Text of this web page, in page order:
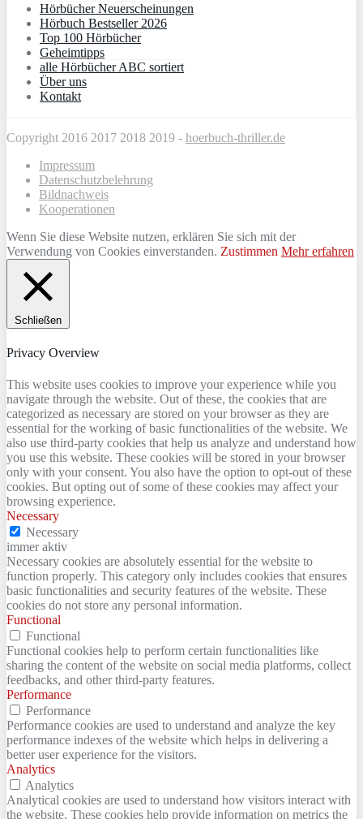
Hörbücher Neuerscheinungen
Hörbuch Bestseller 2026
Top 100 Hörbücher
Geheimtipps
alle Hörbücher ABC sortiert
Über uns
Kontakt
Copyright 2016 2017 2018 2019 - hoerbuch-thriller.de
Impressum
Datenschutzbelehrung
Bildnachweis
Kooperationen
Wenn Sie diese Website nutzen, erklären Sie sich mit der
Verwendung von Cookies einverstanden. Zustimmen Mehr erfahren
Schließen
Privacy Overview
This website uses cookies to improve your experience while you
navigate through the website. Out of these, the cookies that are
categorized as necessary are stored on your browser as they are
essential for the working of basic functionalities of the website. We
also use third-party cookies that help us analyze and understand how
you use this website. These cookies will be stored in your browser
only with your consent. You also have the option to opt-out of these
cookies. But opting out of some of these cookies may affect your
browsing experience.
Necessary
Necessary
immer aktiv
Necessary cookies are absolutely essential for the website to
function properly. This category only includes cookies that ensures
basic functionalities and security features of the website. These
cookies do not store any personal information.
Functional
Functional
Functional cookies help to perform certain functionalities like
sharing the content of the website on social media platforms, collect
feedbacks, and other third-party features.
Performance
Performance
Performance cookies are used to understand and analyze the key
performance indexes of the website which helps in delivering a
better user experience for the visitors.
Analytics
Analytics
Analytical cookies are used to understand how visitors interact with
the website. These cookies help provide information on metrics the